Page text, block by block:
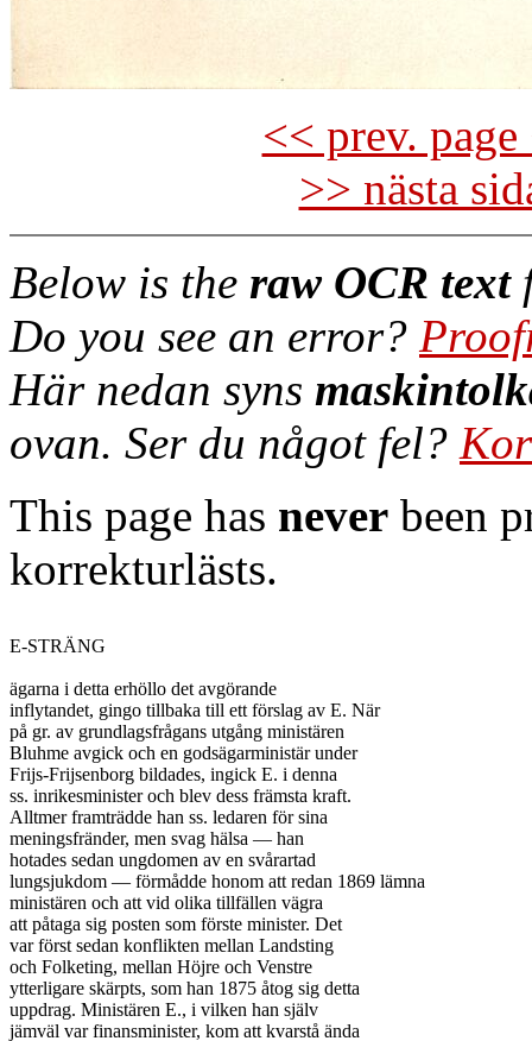
<< prev.
>> nästa
Below is the raw OCR text
Do you see an error?
Här nedan syns
ovan. Ser du något fel?
This page has never been
korrekturlästs.
E-STRÄNG
ägarna i detta erhöllo det avgörande
inflytandet, gingo tillbaka till ett förslag av E. När
på gr. av grundlagsfrågans utgång ministären
Bluhme avgick och en godsägarministär under
Frijs-Frijsenborg bildades, ingick E. i denna
ss. inrikesminister och blev dess främsta kraft.
Alltmer framträdde han ss. ledaren för sina
meningsfränder, men svag hälsa — han
hotades sedan ungdomen av en svårartad
lungsjukdom — förmådde honom att redan 1869 lämna
ministären och att vid olika tillfällen vägra
att påtaga sig posten som förste minister. Det
var först sedan konflikten mellan Landsting
och Folketing, mellan Höjre och Venstre
ytterligare skärpts, som han 1875 åtog sig detta
uppdrag. Ministären E., i vilken han själv
jämväl var finansminister, kom att kvarstå ända